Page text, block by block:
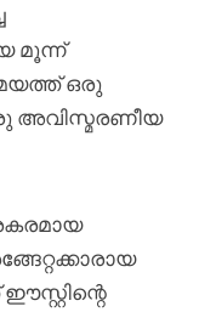
മൂന്ന്
ഒരു
അവിസ്മരണീയ